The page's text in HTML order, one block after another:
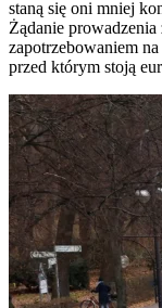
staną się oni mniej
Żądanie
zapotrzebowaniem
przed którym stoją